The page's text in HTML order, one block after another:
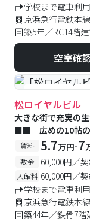
学校まで電車利
京浜急行電鉄本
築5年／RC14階
空室確
#予約受付中 #
松ロイヤルビル
大きな街で充実の
■■ 広めの10帖の
賃料 5.7万円-7
敷金 60,000円／
入館料 60,000円／
学校まで電車利
京浜急行電鉄本
築44年／鉄骨7階